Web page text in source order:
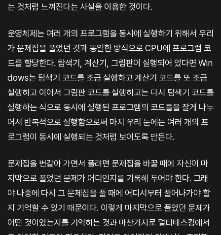
는 것처럼 느껴진다는 사실을 이용한 것이다.
운영체제는 여러 개의 프로그램을 동시에 실행하기 위해서 우리
가 문제집을 풀었던 것과 동일한 방식으로 CPU에 프로그램 코
드를 할당한다. 탐색기, 계산기, 그림판이 실행되어 있다면 Win
dows는 탐색기 코드를 조금 실행하고 계산기 코드를 또 조금
실행하고 이어서 그림판 코드를 실행하고는 다시 탐색기 코드를
실행하는 식으로 동시에 실행된 프로그램의 코드들을 잘게 나누
어서 반복적으로 실행함으로써 마치 우리 눈에는 여러 개의 프
로그램이 동시에 실행되는 것처럼 보이도록 만든다.
문제집을 번갈아 가면서 풀려면 문제집을 바꿀 때에 자신이 마
지막으로 풀었던 문제가 어디인지를 기록해 두어야 한다. 그래
야 나중에 다시 그 문제집을 풀 때에 어디서부터 풀어나가야 할
지 기억할 수 있기 때문이다. 이렇게 마지막으로 풀었던 문제가
어떤 것이었는지를 기억하는 것과 마찬가지로 멀티태스킹에서